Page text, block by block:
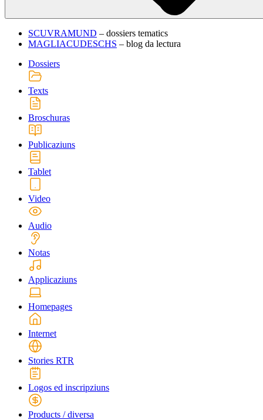
SCUVRAMUND – dossiers tematics
MAGLIACUDESCHS – blog da lectura
Dossiers
Texts
Broschuras
Publicaziuns
Tablet
Video
Audio
Notas
Applicaziuns
Homepages
Internet
Stories RTR
Logos ed inscripziuns
Products / diversa